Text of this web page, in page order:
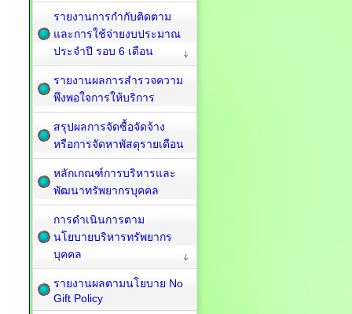
รายงานการกำกับติดตาม
และการใช้จ่ายงบประมาณ
ประจำปี รอบ 6 เดือน
รายงานผลการสำรวจความ
พึงพอใจการให้บริการ
สรุปผลการจัดซื้อจัดจ้าง
หรือการจัดหาพัสดุรายเดือน
หลักเกณฑ์การบริหารและ
พัฒนาทรัพยากรบุคคล
การดำเนินการตาม
นโยบายบริหารทรัพยากร
บุคคล
รายงานผลตามนโยบาย No
Gift Policy